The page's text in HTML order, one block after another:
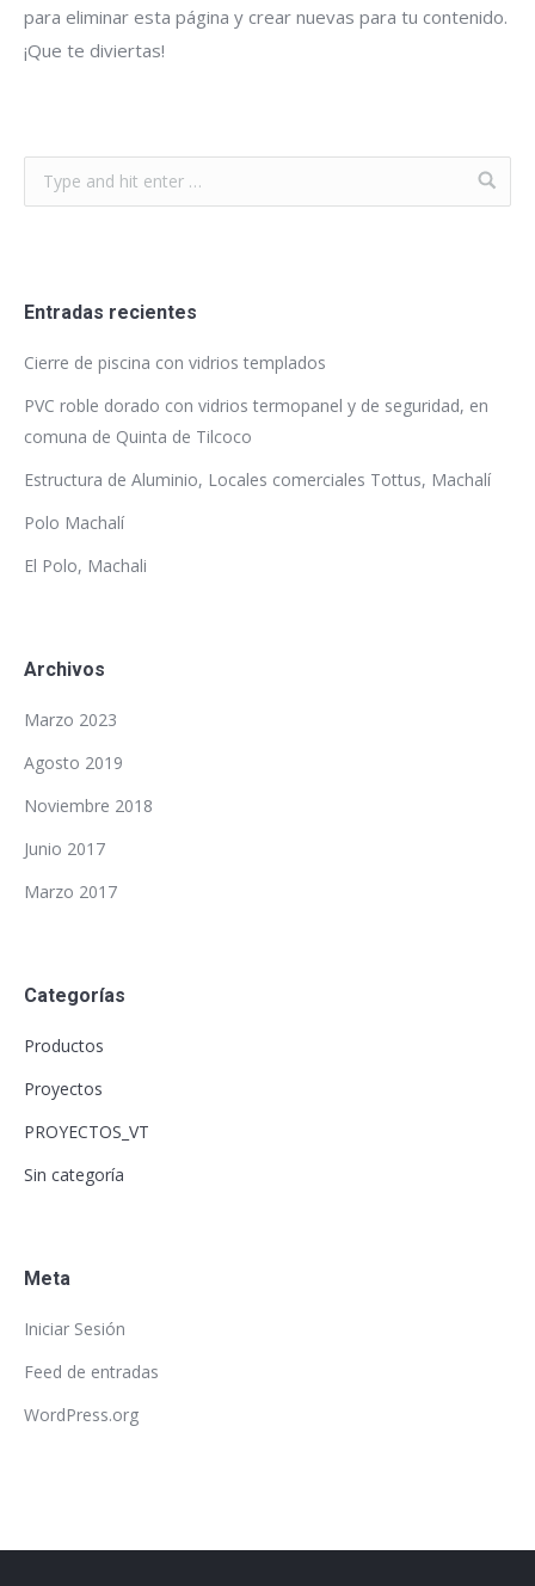
para eliminar esta página y crear nuevas para tu contenido.
¡Que te diviertas!
Entradas recientes
Cierre de piscina con vidrios templados
PVC roble dorado con vidrios termopanel y de seguridad, en
comuna de Quinta de Tilcoco
Estructura de Aluminio, Locales comerciales Tottus, Machalí
Polo Machalí
El Polo, Machali
Archivos
Marzo 2023
Agosto 2019
Noviembre 2018
Junio 2017
Marzo 2017
Categorías
Productos
Proyectos
PROYECTOS_VT
Sin categoría
Meta
Iniciar Sesión
Feed de entradas
WordPress.org